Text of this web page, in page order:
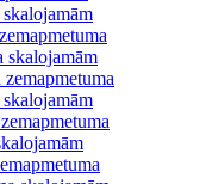
skalojamām
zemapmetuma